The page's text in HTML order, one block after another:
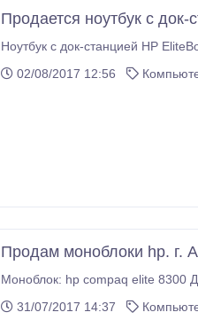
Продается ноутбук с док-
02/08/2017 12:56
Продам моноблоки hp. г.
Моноблок: hp compaq elite 8300
31/07/2017 14:37